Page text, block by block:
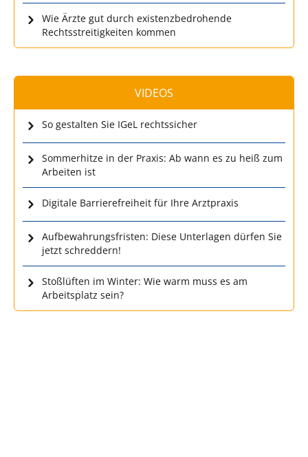
Wie Ärzte gut durch existenzbedrohende
Rechtsstreitigkeiten kommen
VIDEOS
So gestalten Sie IGeL rechtssicher
Sommerhitze in der Praxis: Ab wann es zu heiß zum
Arbeiten ist
Digitale Barrierefreiheit für Ihre Arztpraxis
Aufbewahrungsfristen: Diese Unterlagen dürfen Sie
jetzt schreddern!
Stoßlüften im Winter: Wie warm muss es am
Arbeitsplatz sein?